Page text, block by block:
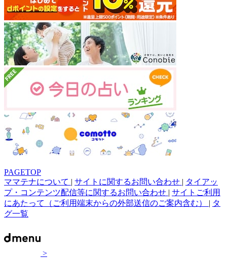
PAGETOP
ママテナについて | サイトに関するお問い合わせ | タイアッ
プ・コンテンツ配信等に関するお問い合わせ | サイトご利用
にあたって（ご利用端末からの外部送信のご案内含む） | タ
グ一覧
>